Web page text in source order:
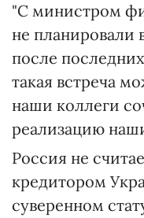
"С министром
не планировали
после
такая встреча
наши коллеги
реализацию
Россия не
кредитором
суверенном